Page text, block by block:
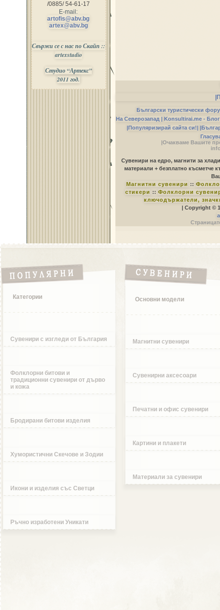
/0885/ 54-61-17
E-mail:
artofis@abv.bg
artex@abv.bg
Свържи се с нас по Скайп ::
artexstudio
Студио “Артекс”
2011 год.
Български туристически
На Северозапад | Konsultirai.me -
|Популяризирай сайта си!|
|Очакваме Вашите
Сувенири на едро, магнити за
материали + безплатно късметче
Магнитни сувенири ::
стикери :: Фолклорни
ключодържатели,
| Copyright ©
Категории
Сувенири с изгледи от България
Фолклорни битови и
традиционни сувенири от дърво
и кожа
Бродирани битови изделия
Хумористични Скечове и Зодии
Икони и изделия със Светци
Ръчно изработени Уникати
Основни модели
Магнитни сувенири
Сувенирни аксесоари
Печатни и офис сувенири
Картини и плакети
Материали за сувенири